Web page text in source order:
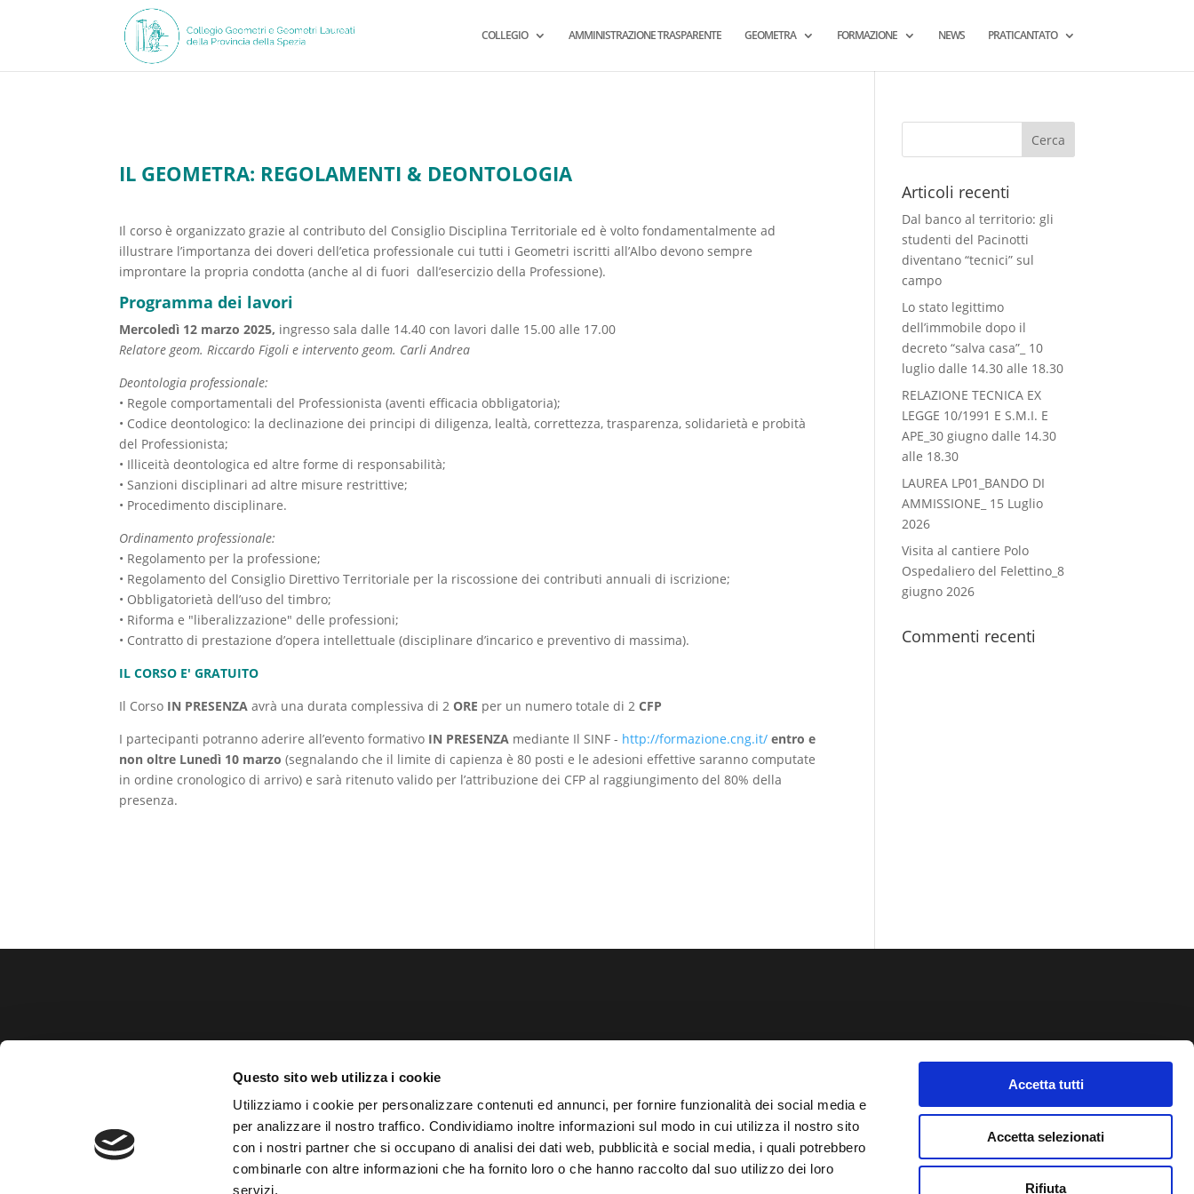
Questo sito web utilizza i cookie
Utilizziamo i cookie per personalizzare contenuti ed annunci, per fornire funzionalità dei social media e
per analizzare il nostro traffico. Condividiamo inoltre informazioni sul modo in cui utilizza il nostro sito
con i nostri partner che si occupano di analisi dei dati web, pubblicità e social media, i quali potrebbero
combinarle con altre informazioni che ha fornito loro o che hanno raccolto dal suo utilizzo dei loro
servizi.
Accetta tutti
Accetta selezionati
Rifiuta
COLLEGIO AMMINISTRAZIONE TRASPARENTE GEOMETRA FORMAZIONE NEWS PRATICANTATO
IL GEOMETRA: REGOLAMENTI & DEONTOLOGIA
Il corso è organizzato grazie al contributo del Consiglio Disciplina Territoriale ed è volto fondamentalmente ad
illustrare l’importanza dei doveri dell’etica professionale cui tutti i Geometri iscritti all’Albo devono sempre
improntare la propria condotta (anche al di fuori dall’esercizio della Professione).
Programma dei lavori
Mercoledì 12 marzo 2025, ingresso sala dalle 14.40 con lavori dalle 15.00 alle 17.00
Relatore geom. Riccardo Figoli e intervento geom. Carli Andrea
Deontologia professionale:
• Regole comportamentali del Professionista (aventi efficacia obbligatoria);
• Codice deontologico: la declinazione dei principi di diligenza, lealtà, correttezza, trasparenza, solidarietà e probità
del Professionista;
• Illiceità deontologica ed altre forme di responsabilità;
• Sanzioni disciplinari ad altre misure restrittive;
• Procedimento disciplinare.
Ordinamento professionale:
• Regolamento per la professione;
• Regolamento del Consiglio Direttivo Territoriale per la riscossione dei contributi annuali di iscrizione;
• Obbligatorietà dell’uso del timbro;
• Riforma e "liberalizzazione" delle professioni;
• Contratto di prestazione d’opera intellettuale (disciplinare d’incarico e preventivo di massima).
IL CORSO E' GRATUITO
Il Corso IN PRESENZA avrà una durata complessiva di 2 ORE per un numero totale di 2 CFP
I partecipanti potranno aderire all’evento formativo IN PRESENZA mediante Il SINF - http://formazione.cng.it/ entro e
non oltre Lunedì 10 marzo (segnalando che il limite di capienza è 80 posti e le adesioni effettive saranno computate
in ordine cronologico di arrivo) e sarà ritenuto valido per l’attribuzione dei CFP al raggiungimento del 80% della
presenza.
Articoli recenti
Dal banco al territorio: gli
studenti del Pacinotti
diventano “tecnici” sul
campo
Lo stato legittimo
dell’immobile dopo il
decreto “salva casa”_ 10
luglio dalle 14.30 alle 18.30
RELAZIONE TECNICA EX
LEGGE 10/1991 E S.M.I. E
APE_30 giugno dalle 14.30
alle 18.30
LAUREA LP01_BANDO DI
AMMISSIONE_ 15 Luglio
2026
Visita al cantiere Polo
Ospedaliero del Felettino_8
giugno 2026
Commenti recenti
collegio.laspezia@geopec.it
 Seguici su Instagram
Cookie Policy
Dichiarazione di Accessibilità